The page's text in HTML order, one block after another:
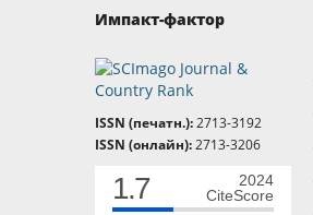
Импакт-фактор
ISSN (печатн.):2713-3192
ISSN (онлайн):2713-3206
1.7
2024
CiteScore